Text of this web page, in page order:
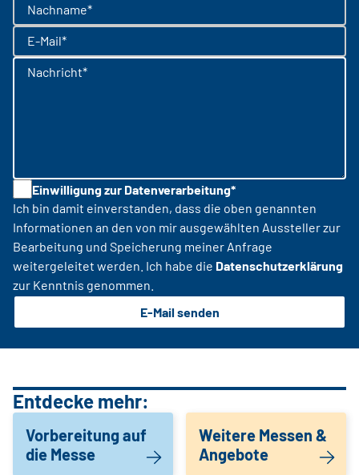
Nachname*
E-Mail*
Nachricht*
Einwilligung zur Datenverarbeitung*
Ich bin damit einverstanden, dass die oben genannten
Informationen an den von mir ausgewählten Aussteller zur
Bearbeitung und Speicherung meiner Anfrage
weitergeleitet werden. Ich habe die Datenschutzerklärung
zur Kenntnis genommen.
E-Mail senden
Entdecke mehr:
Vorbereitung auf
die Messe
Weitere Messen &
Angebote